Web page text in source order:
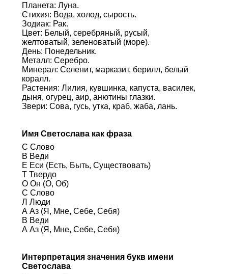
Планета: Луна.
Стихия: Вода, холод, сырость.
Зодиак: Рак.
Цвет: Белый, серебряный, русый,
желтоватый, зеленоватый (море).
День: Понедельник.
Металл: Серебро.
Минерал: Селенит, марказит, берилл, белый
коралл.
Растения: Лилия, кувшинка, капуста, василек,
дыня, огурец, аир, анютины глазки.
Звери: Сова, гусь, утка, краб, жаба, лань.
Имя Светослава как фраза
С Слово
В Веди
Е Еси (Есть, Быть, Существовать)
Т Твердо
О Он (О, Об)
С Слово
Л Люди
А Аз (Я, Мне, Себе, Себя)
В Веди
А Аз (Я, Мне, Себе, Себя)
Интерпретация значения букв имени
Светослава